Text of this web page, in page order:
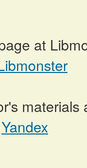
at
materials
Yandex